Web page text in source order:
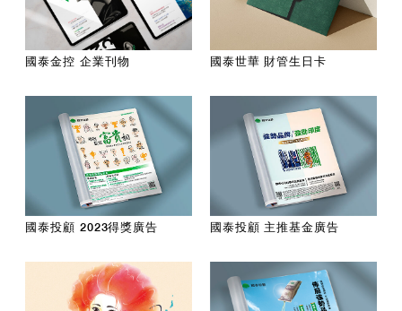
國泰金控 企業刊物 國泰世華 財管生日卡
國泰投顧 2023得獎廣告 國泰投顧 主推基金廣告